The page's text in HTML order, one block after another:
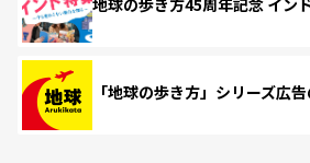
地球の歩き方45周年記念 イン
「地球の歩き方」シリーズ広